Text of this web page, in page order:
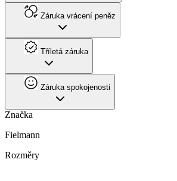
Záruka vrácení peněz
Tříletá záruka
Záruka spokojenosti
Značka
Fielmann
Rozměry